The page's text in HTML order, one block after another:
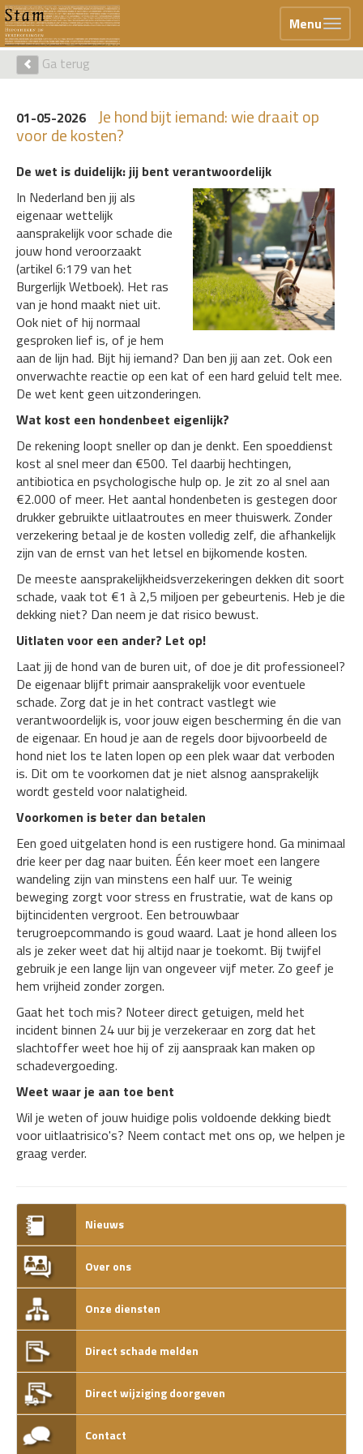
Menu
Ga terug
01-05-2026 Je hond bijt iemand: wie draait op
voor de kosten?
De wet is duidelijk: jij bent verantwoordelijk
In Nederland ben jij als
eigenaar wettelijk
aansprakelijk voor schade die
jouw hond veroorzaakt
(artikel 6:179 van het
Burgerlijk Wetboek). Het ras
van je hond maakt niet uit.
Ook niet of hij normaal
gesproken lief is, of je hem
aan de lijn had. Bijt hij iemand? Dan ben jij aan zet. Ook een
onverwachte reactie op een kat of een hard geluid telt mee.
De wet kent geen uitzonderingen.
Wat kost een hondenbeet eigenlijk?
De rekening loopt sneller op dan je denkt. Een spoeddienst
kost al snel meer dan €500. Tel daarbij hechtingen,
antibiotica en psychologische hulp op. Je zit zo al snel aan
€2.000 of meer. Het aantal hondenbeten is gestegen door
drukker gebruikte uitlaatroutes en meer thuiswerk. Zonder
verzekering betaal je de kosten volledig zelf, die afhankelijk
zijn van de ernst van het letsel en bijkomende kosten.
De meeste aansprakelijkheidsverzekeringen dekken dit soort
schade, vaak tot €1 à 2,5 miljoen per gebeurtenis. Heb je die
dekking niet? Dan neem je dat risico bewust.
Uitlaten voor een ander? Let op!
Laat jij de hond van de buren uit, of doe je dit professioneel?
De eigenaar blijft primair aansprakelijk voor eventuele
schade. Zorg dat je in het contract vastlegt wie
verantwoordelijk is, voor jouw eigen bescherming én die van
de eigenaar. En houd je aan de regels door bijvoorbeeld de
hond niet los te laten lopen op een plek waar dat verboden
is. Dit om te voorkomen dat je niet alsnog aansprakelijk
wordt gesteld voor nalatigheid.
Voorkomen is beter dan betalen
Een goed uitgelaten hond is een rustigere hond. Ga minimaal
drie keer per dag naar buiten. Één keer moet een langere
wandeling zijn van minstens een half uur. Te weinig
beweging zorgt voor stress en frustratie, wat de kans op
bijtincidenten vergroot. Een betrouwbaar
terugroepcommando is goud waard. Laat je hond alleen los
als je zeker weet dat hij altijd naar je toekomt. Bij twijfel
gebruik je een lange lijn van ongeveer vijf meter. Zo geef je
hem vrijheid zonder zorgen.
Gaat het toch mis? Noteer direct getuigen, meld het
incident binnen 24 uur bij je verzekeraar en zorg dat het
slachtoffer weet hoe hij of zij aanspraak kan maken op
schadevergoeding.
Weet waar je aan toe bent
Wil je weten of jouw huidige polis voldoende dekking biedt
voor uitlaatrisico's? Neem contact met ons op, we helpen je
graag verder.
Nieuws
Over ons
Onze diensten
Direct schade melden
Direct wijziging doorgeven
Contact